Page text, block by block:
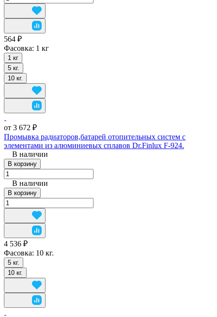
564 ₽
Фасовка: 1 кг
1 кг
5 кг.
10 кг.
от 3 672 ₽
Промывка радиаторов,батарей отопительных систем с
элементами из алюминиевых сплавов Dr.Finlux F-924.
В наличии
В корзину
В наличии
В корзину
4 536 ₽
Фасовка: 10 кг.
5 кг.
10 кг.